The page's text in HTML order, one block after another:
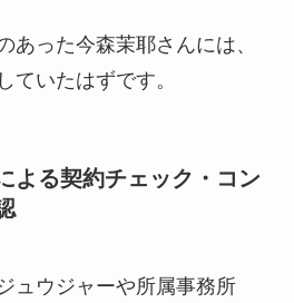
あった今森茉耶さんには、
ていたはずです。
よる契約チェック・コン
ュウジャーや所属事務所